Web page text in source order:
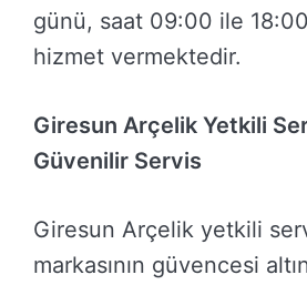
günü, saat 09:00 ile 18:00
hizmet vermektedir.
Giresun Arçelik Yetkili
Güvenilir Servis
Giresun Arçelik yetkili
markasının güvencesi